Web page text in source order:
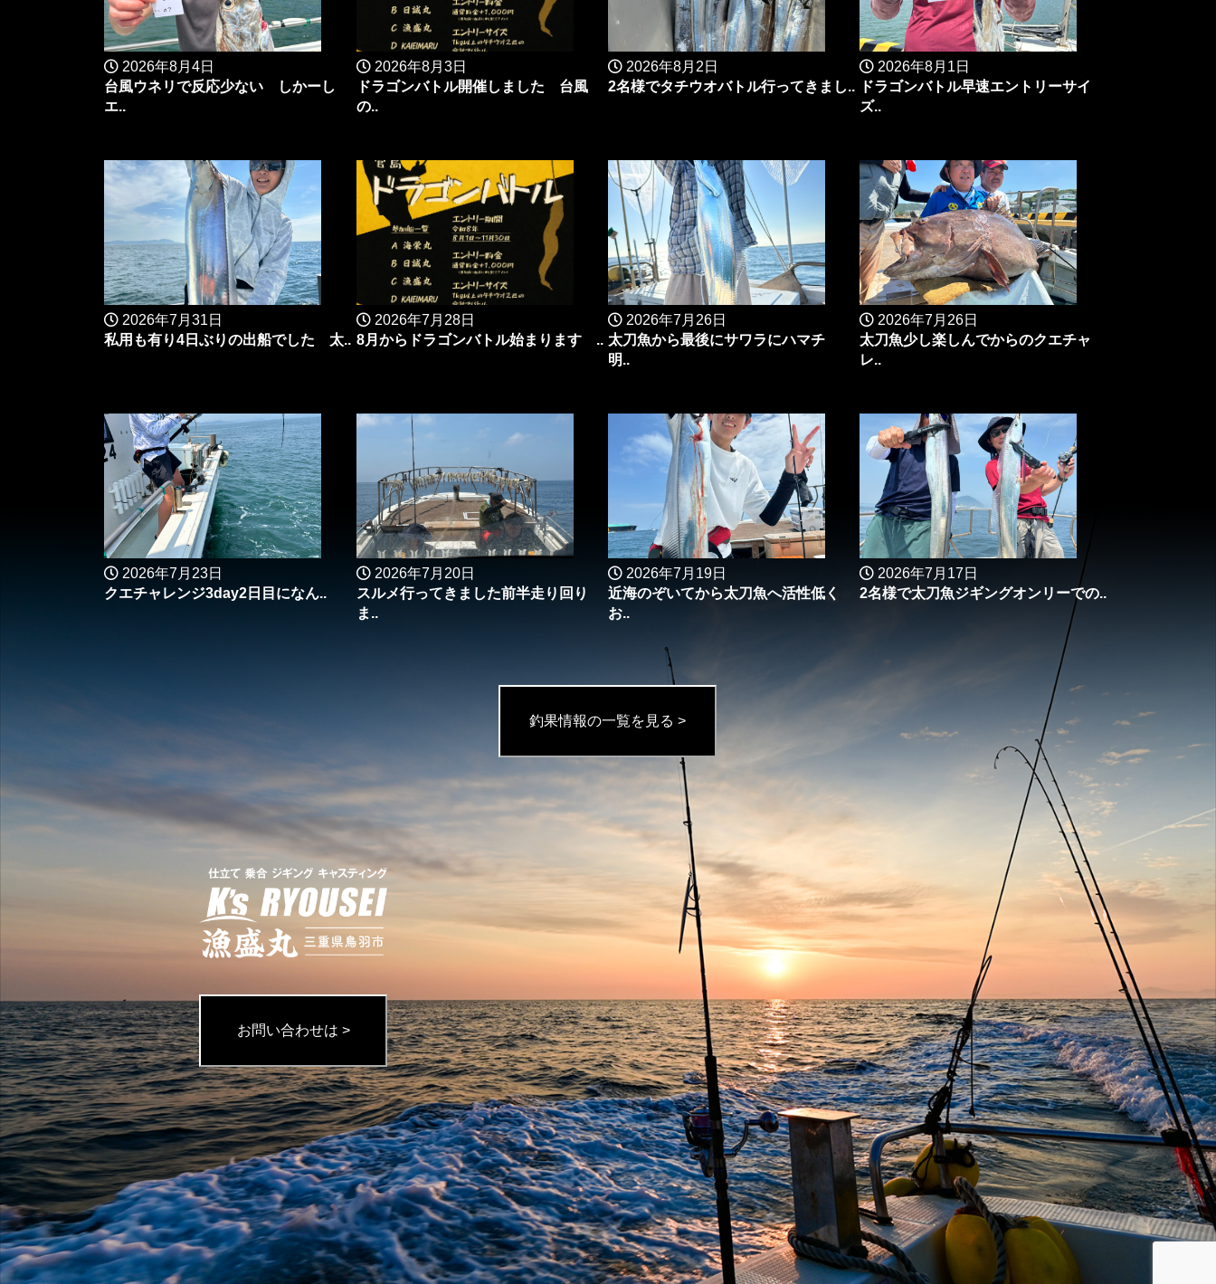
2026年8月4日
台風ウネリで反応少ない しかーし
エ..
2026年8月3日
ドラゴンバトル開催しました 台風
の..
2026年8月2日
2名様でタチウオバトル行ってきまし..
2026年8月1日
ドラゴンバトル早速エントリーサイ
ズ..
2026年7月31日
私用も有り4日ぶりの出船でした 太..
2026年7月28日
8月からドラゴンバトル始まります ..
2026年7月26日
太刀魚から最後にサワラにハマチ
明..
2026年7月26日
太刀魚少し楽しんでからのクエチャ
レ..
2026年7月23日
クエチャレンジ3day2日目になん..
2026年7月20日
スルメ行ってきました前半走り回り
ま..
2026年7月19日
近海のぞいてから太刀魚へ活性低く
お..
2026年7月17日
2名様で太刀魚ジギングオンリーでの..
釣果情報の一覧を見る >
お問い合わせは >